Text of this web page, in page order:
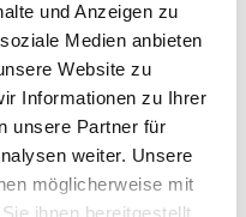
und Anzeigen zu
Medien anbieten
Website zu
Informationen zu Ihrer
unsere Partner für
weiter. Unsere
möglicherweise mit
ihnen bereitgestellt